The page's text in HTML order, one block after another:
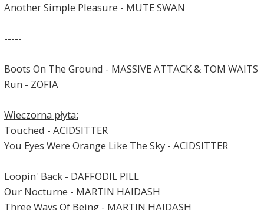
Another Simple Pleasure - MUTE SWAN
-----
Boots On The Ground - MASSIVE ATTACK & TOM WAITS
Run - ZOFIA
Wieczorna płyta:
Touched - ACIDSITTER
You Eyes Were Orange Like The Sky - ACIDSITTER
Loopin' Back - DAFFODIL PILL
Our Nocturne - MARTIN HAIDASH
Three Ways Of Being - MARTIN HAIDASH